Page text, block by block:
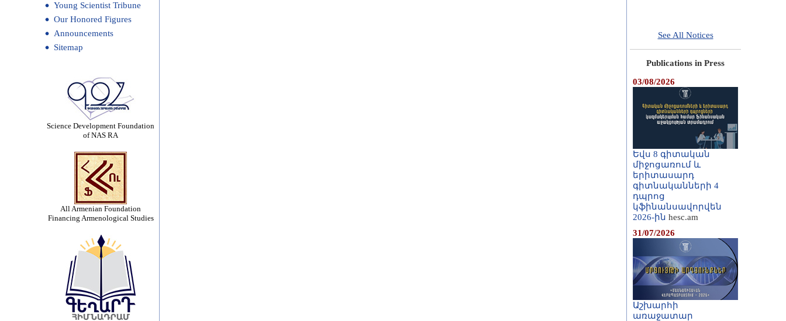
Young Scientist Tribune
Our Honored Figures
Announcements
Sitemap
Science Development Foundation
of NAS RA
All Armenian Foundation
Financing Armenological Studies
See All Notices
Publications in Press
03/08/2026
Եվս 8 գիտական
միջոցառում և
երիտասարդ
գիտնականների 4
դպրոց
կֆինանսավորվեն
2026-ին hesc.am
31/07/2026
Աշխարհի
առաջատար